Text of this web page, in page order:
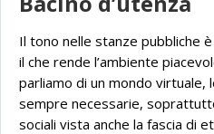
Il tono nelle stanze pubbliche
il che rende l’ambiente
parliamo di un mondo virtuale,
sempre necessarie,
sociali vista anche la fascia di